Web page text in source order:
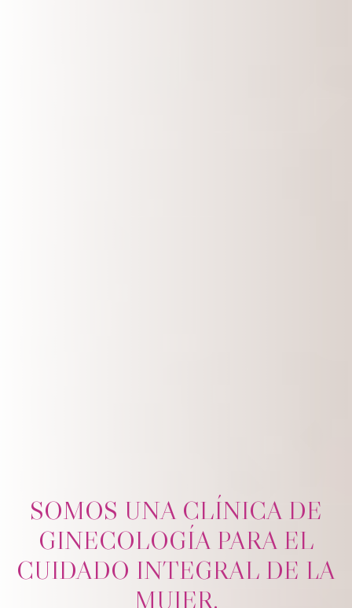
SOMOS UNA CLÍNICA DE
GINECOLOGÍA PARA EL
CUIDADO INTEGRAL DE LA
MUJER.